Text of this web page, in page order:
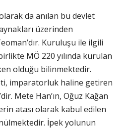
da anılan bu devlet
üzerinden
Kuruluşu ile ilgili
MÖ 220 yılında kurulan
olduğu bilinmektedir.
imparatorluk haline getiren
Mete Han’ın, Oğuz Kağan
atası olarak kabul edilen
İpek yolunun